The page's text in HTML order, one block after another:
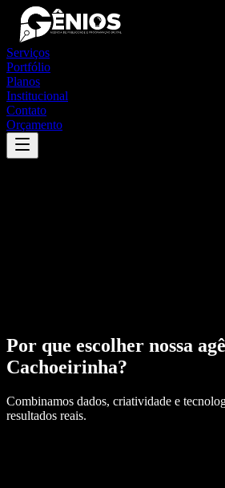
Serviços
Portfólio
Planos
Institucional
Contato
Orçamento
Por que escolher nossa
Cachoeirinha?
Combinamos dados, criatividade e
resultados reais.